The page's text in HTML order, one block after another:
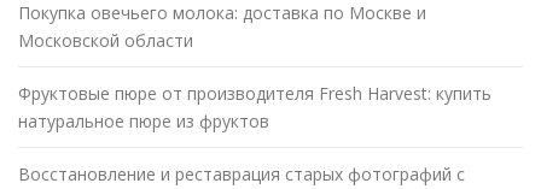
Покупка овечьего молока: доставка по Москве и
Московской области
Фруктовые пюре от производителя Fresh Harvest: купить
натуральное пюре из фруктов
Восстановление и реставрация старых фотографий с